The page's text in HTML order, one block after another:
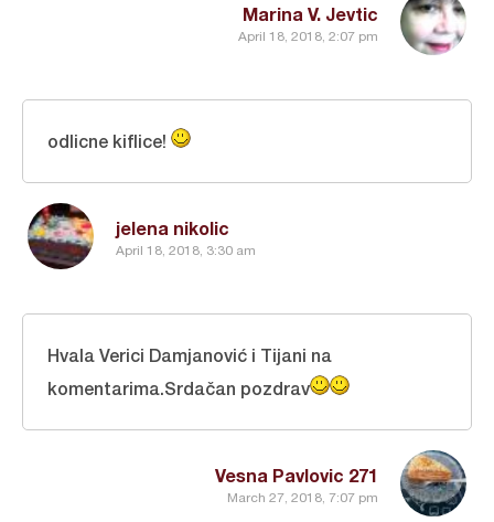
Marina V. Jevtic
April 18, 2018, 2:07 pm
jelena nikolic
April 18, 2018, 3:30 am
odlicne kiflice!
Vesna Pavlovic 271
March 27, 2018, 7:07 pm
Hvala Verici Damjanović i Tijani na
komentarima.Srdačan pozdrav